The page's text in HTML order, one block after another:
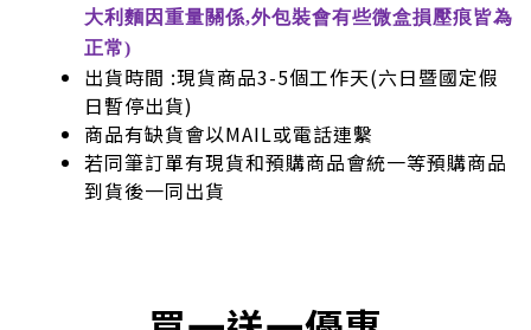
大利麵因重量關係,外包裝會有些微盒損壓痕皆為
正常)
出貨時間 :現貨商品3-5個工作天(六日暨國定假
日暫停出貨)
商品有缺貨會以MAIL或電話連繫
若同筆訂單有現貨和預購商品會統一等預購商品
到貨後一同出貨